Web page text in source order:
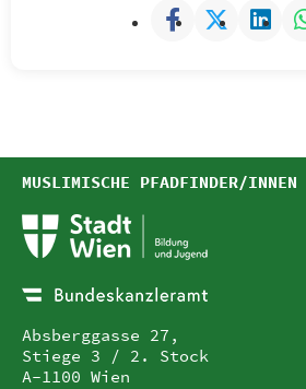
MUSLIMISCHE PFADFINDER/INNEN
Absberggasse 27,
Stiege 3 / 2. Stock
A-1100 Wien